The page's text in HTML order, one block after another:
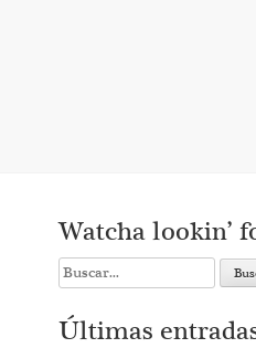
Watcha lookin’
Search
for:
Últimas